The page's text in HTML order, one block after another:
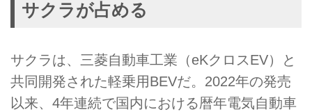
サクラが占める
サクラは、三菱自動車工業（eKクロスEV）と
共同開発された軽乗用BEVだ。2022年の発売
以来、4年連続で国内における暦年電気自動車